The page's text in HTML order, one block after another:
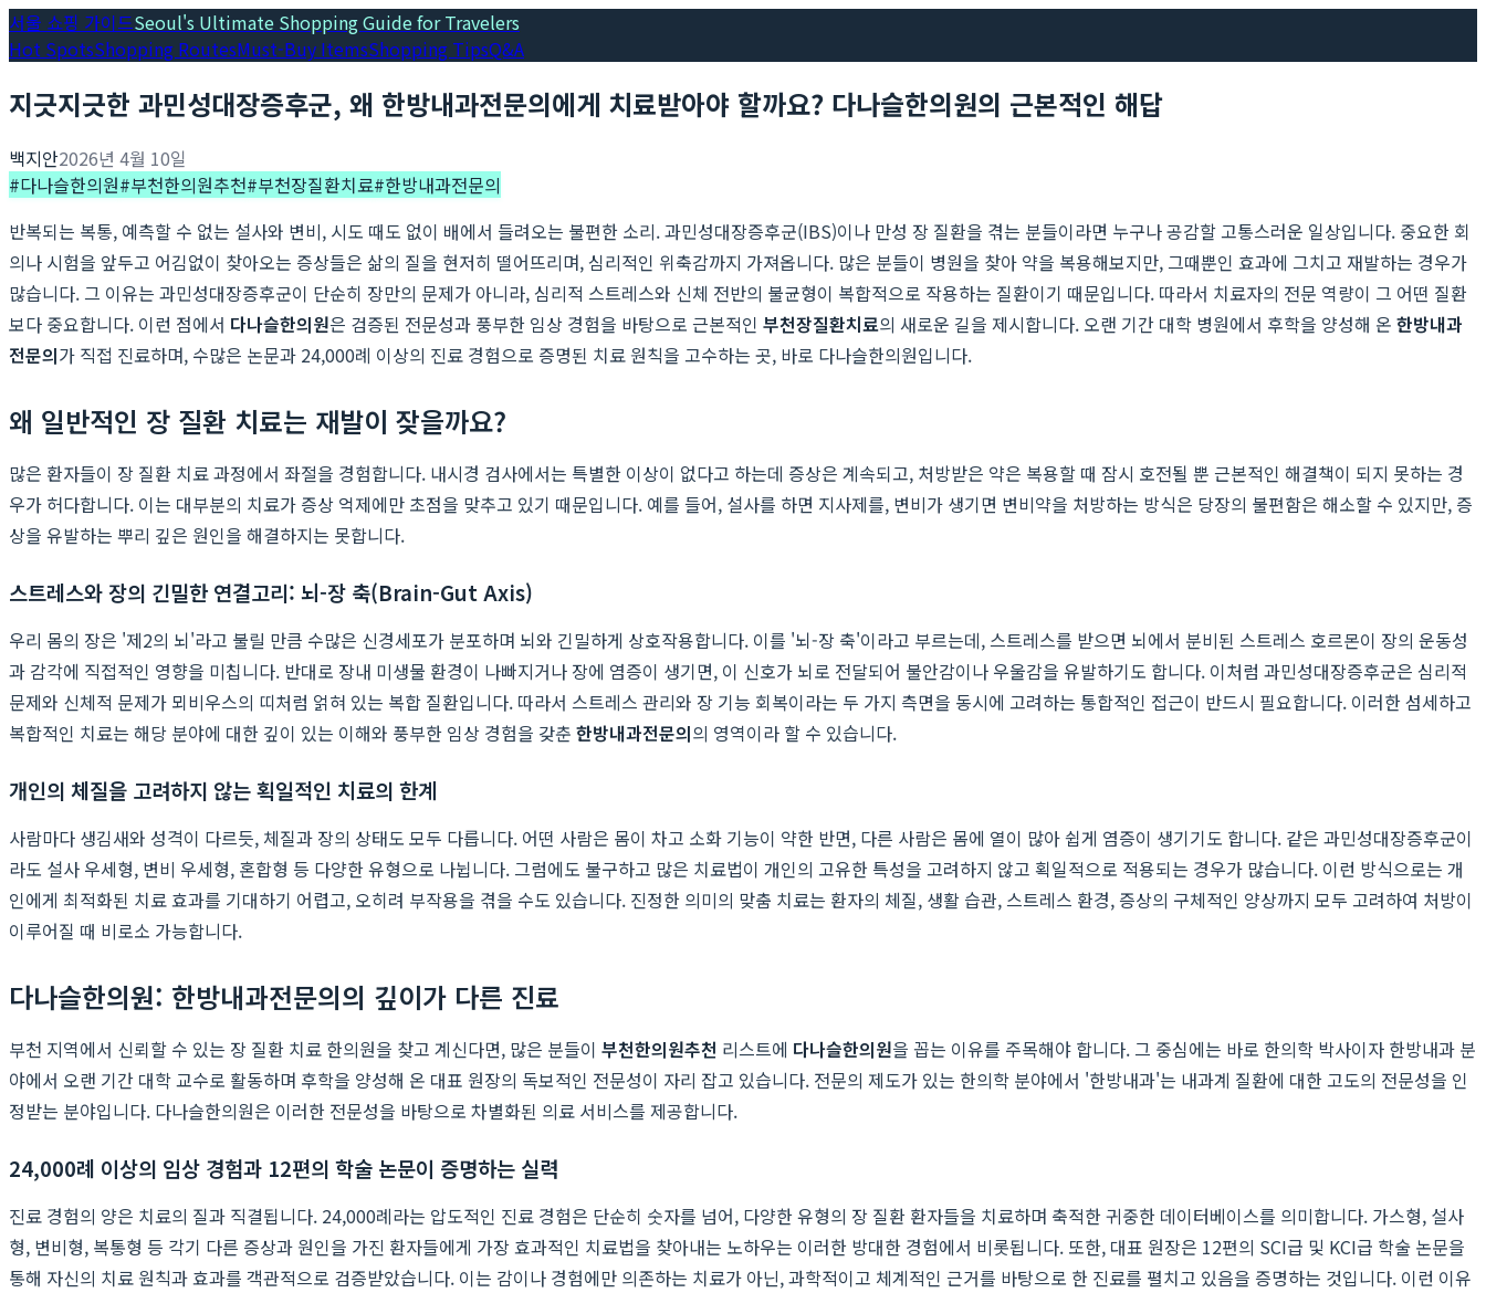
서울 쇼핑 가이드Seoul's Ultimate Shopping Guide for Travelers
Hot SpotsShopping RoutesMust-Buy ItemsShopping TipsQ&A
지긋지긋한 과민성대장증후군, 왜 한방내과전문의에게 치료받아야 할까요? 다나슬한의원의 근본적인 해답
백지안2026년 4월 10일
#다나슬한의원#부천한의원추천#부천장질환치료#한방내과전문의
반복되는 복통, 예측할 수 없는 설사와 변비, 시도 때도 없이 배에서 들려오는 불편한 소리. 과민성대장증후군(IBS)이나 만성 장 질환을 겪는 분들이라면 누구나 공감할 고통스러운 일상입니다. 중요한 회
의나 시험을 앞두고 어김없이 찾아오는 증상들은 삶의 질을 현저히 떨어뜨리며, 심리적인 위축감까지 가져옵니다. 많은 분들이 병원을 찾아 약을 복용해보지만, 그때뿐인 효과에 그치고 재발하는 경우가
많습니다. 그 이유는 과민성대장증후군이 단순히 장만의 문제가 아니라, 심리적 스트레스와 신체 전반의 불균형이 복합적으로 작용하는 질환이기 때문입니다. 따라서 치료자의 전문 역량이 그 어떤 질환
보다 중요합니다. 이런 점에서 다나슬한의원은 검증된 전문성과 풍부한 임상 경험을 바탕으로 근본적인 부천장질환치료의 새로운 길을 제시합니다. 오랜 기간 대학 병원에서 후학을 양성해 온 한방내과
전문의가 직접 진료하며, 수많은 논문과 24,000례 이상의 진료 경험으로 증명된 치료 원칙을 고수하는 곳, 바로 다나슬한의원입니다.
왜 일반적인 장 질환 치료는 재발이 잦을까요?
많은 환자들이 장 질환 치료 과정에서 좌절을 경험합니다. 내시경 검사에서는 특별한 이상이 없다고 하는데 증상은 계속되고, 처방받은 약은 복용할 때 잠시 호전될 뿐 근본적인 해결책이 되지 못하는 경
우가 허다합니다. 이는 대부분의 치료가 증상 억제에만 초점을 맞추고 있기 때문입니다. 예를 들어, 설사를 하면 지사제를, 변비가 생기면 변비약을 처방하는 방식은 당장의 불편함은 해소할 수 있지만, 증
상을 유발하는 뿌리 깊은 원인을 해결하지는 못합니다.
스트레스와 장의 긴밀한 연결고리: 뇌-장 축(Brain-Gut Axis)
우리 몸의 장은 '제2의 뇌'라고 불릴 만큼 수많은 신경세포가 분포하며 뇌와 긴밀하게 상호작용합니다. 이를 '뇌-장 축'이라고 부르는데, 스트레스를 받으면 뇌에서 분비된 스트레스 호르몬이 장의 운동성
과 감각에 직접적인 영향을 미칩니다. 반대로 장내 미생물 환경이 나빠지거나 장에 염증이 생기면, 이 신호가 뇌로 전달되어 불안감이나 우울감을 유발하기도 합니다. 이처럼 과민성대장증후군은 심리적
문제와 신체적 문제가 뫼비우스의 띠처럼 얽혀 있는 복합 질환입니다. 따라서 스트레스 관리와 장 기능 회복이라는 두 가지 측면을 동시에 고려하는 통합적인 접근이 반드시 필요합니다. 이러한 섬세하고
복합적인 치료는 해당 분야에 대한 깊이 있는 이해와 풍부한 임상 경험을 갖춘 한방내과전문의의 영역이라 할 수 있습니다.
개인의 체질을 고려하지 않는 획일적인 치료의 한계
사람마다 생김새와 성격이 다르듯, 체질과 장의 상태도 모두 다릅니다. 어떤 사람은 몸이 차고 소화 기능이 약한 반면, 다른 사람은 몸에 열이 많아 쉽게 염증이 생기기도 합니다. 같은 과민성대장증후군이
라도 설사 우세형, 변비 우세형, 혼합형 등 다양한 유형으로 나뉩니다. 그럼에도 불구하고 많은 치료법이 개인의 고유한 특성을 고려하지 않고 획일적으로 적용되는 경우가 많습니다. 이런 방식으로는 개
인에게 최적화된 치료 효과를 기대하기 어렵고, 오히려 부작용을 겪을 수도 있습니다. 진정한 의미의 맞춤 치료는 환자의 체질, 생활 습관, 스트레스 환경, 증상의 구체적인 양상까지 모두 고려하여 처방이
이루어질 때 비로소 가능합니다.
다나슬한의원: 한방내과전문의의 깊이가 다른 진료
부천 지역에서 신뢰할 수 있는 장 질환 치료 한의원을 찾고 계신다면, 많은 분들이 부천한의원추천 리스트에 다나슬한의원을 꼽는 이유를 주목해야 합니다. 그 중심에는 바로 한의학 박사이자 한방내과 분
야에서 오랜 기간 대학 교수로 활동하며 후학을 양성해 온 대표 원장의 독보적인 전문성이 자리 잡고 있습니다. 전문의 제도가 있는 한의학 분야에서 '한방내과'는 내과계 질환에 대한 고도의 전문성을 인
정받는 분야입니다. 다나슬한의원은 이러한 전문성을 바탕으로 차별화된 의료 서비스를 제공합니다.
24,000례 이상의 임상 경험과 12편의 학술 논문이 증명하는 실력
진료 경험의 양은 치료의 질과 직결됩니다. 24,000례라는 압도적인 진료 경험은 단순히 숫자를 넘어, 다양한 유형의 장 질환 환자들을 치료하며 축적한 귀중한 데이터베이스를 의미합니다. 가스형, 설사
형, 변비형, 복통형 등 각기 다른 증상과 원인을 가진 환자들에게 가장 효과적인 치료법을 찾아내는 노하우는 이러한 방대한 경험에서 비롯됩니다. 또한, 대표 원장은 12편의 SCI급 및 KCI급 학술 논문을
통해 자신의 치료 원칙과 효과를 객관적으로 검증받았습니다. 이는 감이나 경험에만 의존하는 치료가 아닌, 과학적이고 체계적인 근거를 바탕으로 한 진료를 펼치고 있음을 증명하는 것입니다. 이런 이유